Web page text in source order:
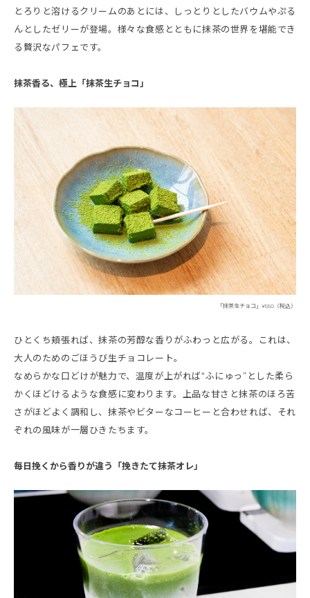
とろりと溶けるクリームのあとには、しっとりとしたバウムやぷる
んとしたゼリーが登場。様々な食感とともに抹茶の世界を堪能でき
る贅沢なパフェです。
抹茶香る、極上「抹茶生チョコ」
「抹茶生チョコ」¥550（税込）
ひとくち頬張れば、抹茶の芳醇な香りがふわっと広がる。これは、
大人のためのごほうび生チョコレート。
なめらかな口どけが魅力で、温度が上がれば“ふにゅっ”とした柔ら
かくほどけるような食感に変わります。上品な甘さと抹茶のほろ苦
さがほどよく調和し、抹茶やビターなコーヒーと合わせれば、それ
ぞれの風味が一層ひきたちます。
毎日挽くから香りが違う「挽きたて抹茶オレ」